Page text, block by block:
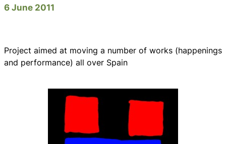
6 June 2011
Project aimed at moving a number of works (happenings
and performance) all over Spain